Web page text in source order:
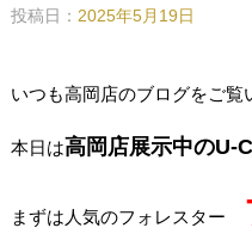
投稿日： 2025年5月19日
いつも高岡店のブログをご
本日は高岡店展示中のU-
まずは人気のフォレスター